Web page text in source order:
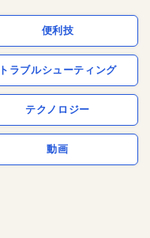
便利技
トラブルシューティング
テクノロジー
動画